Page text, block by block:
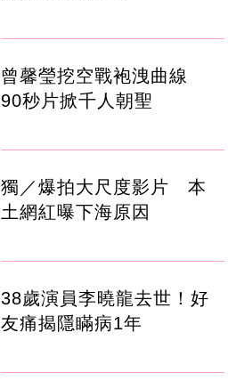
曾馨瑩挖空戰袍洩曲線
90秒片掀千人朝聖
獨／爆拍大尺度影片 本
土網紅曝下海原因
38歲演員李曉龍去世！好
友痛揭隱瞞病1年